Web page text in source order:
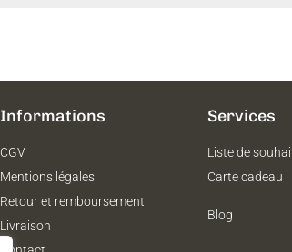
Informations
CGV
Mentions légales
Retour et remboursement
Livraison
Services
Liste de
Carte cadeau
Blog